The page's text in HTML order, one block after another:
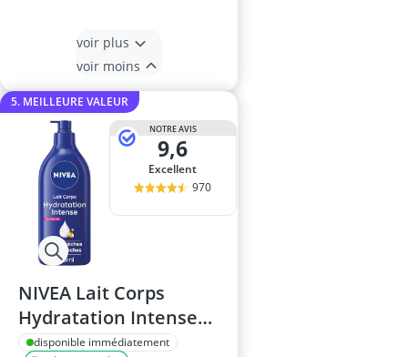
voir plus
voir moins
5. MEILLEURE VALEUR
NOTRE AVIS
9,6
Excellent
970
NIVEA Lait Corps
Hydratation Intense
625 ml
disponible immédiatement